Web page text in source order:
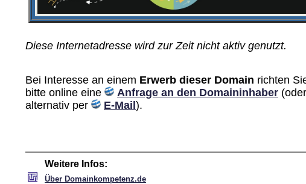
Diese Internetadresse wird zur Zeit nicht aktiv genutzt.
Bei Interesse an einem Erwerb dieser Domain richten
bitte online eine
Anfrage an den Domain­inhaber (oder
alternativ per
E-Mail ).
Weitere Infos:
Über Domainkompetenz.de